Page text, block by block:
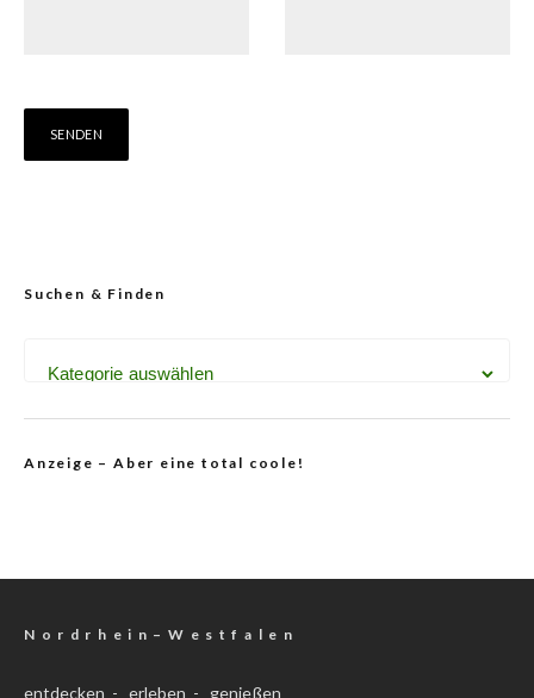
Suchen & Finden
Anzeige – Aber eine total coole!
N o r d r h e i n – W e s t f a l e n
entdecken - erleben - genießen